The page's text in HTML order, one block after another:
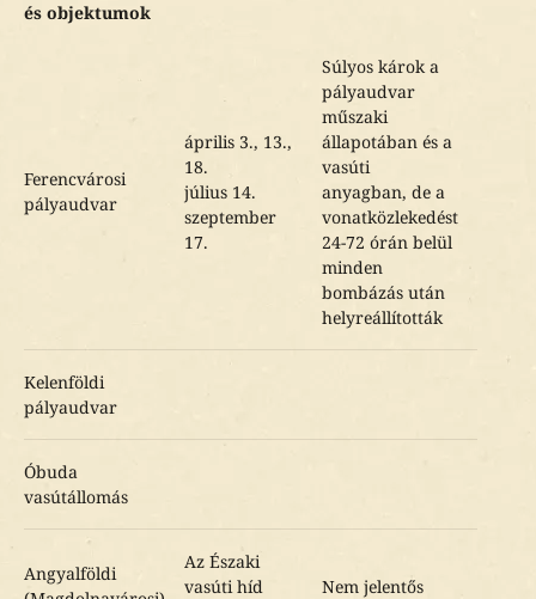
és objektumok
Ferencvárosi
pályaudvar
április 3., 13.,
18.
július 14.
szeptember
17.
Súlyos károk a
pályaudvar
műszaki
állapotában és a
vasúti
anyagban, de a
vonatközlekedést
24-72 órán belül
minden
bombázás után
helyreállították
Kelenföldi
pályaudvar
Óbuda
vasútállomás
Angyalföldi
Az Északi
vasúti híd
Nem jelentős